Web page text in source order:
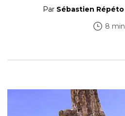
Par Sébastien Répéto
8 min